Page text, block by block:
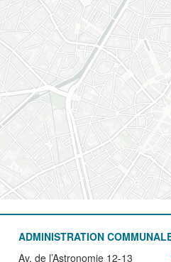
ADMINISTRATION
Av. de l’Astronomie 12-13